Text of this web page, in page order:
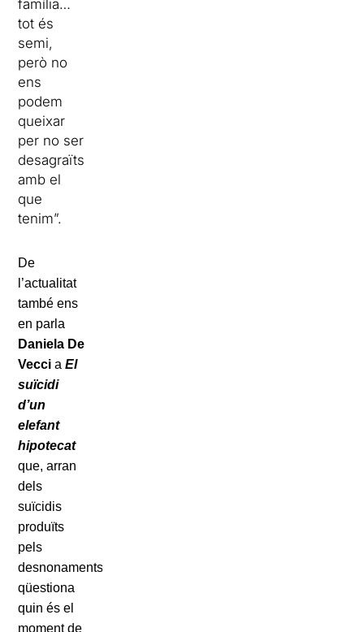
família…
tot és
semi,
però no
ens
podem
queixar
per no ser
desagraïts
amb el
que
tenim”.
De
l’actualitat
també ens
en parla
Daniela De
Vecci aEl
suïcidi
d’un
elefant
hipotecat
que, arran
dels
suïcidis
produïts
pels
desnonaments,
qüestiona
quin és el
moment de